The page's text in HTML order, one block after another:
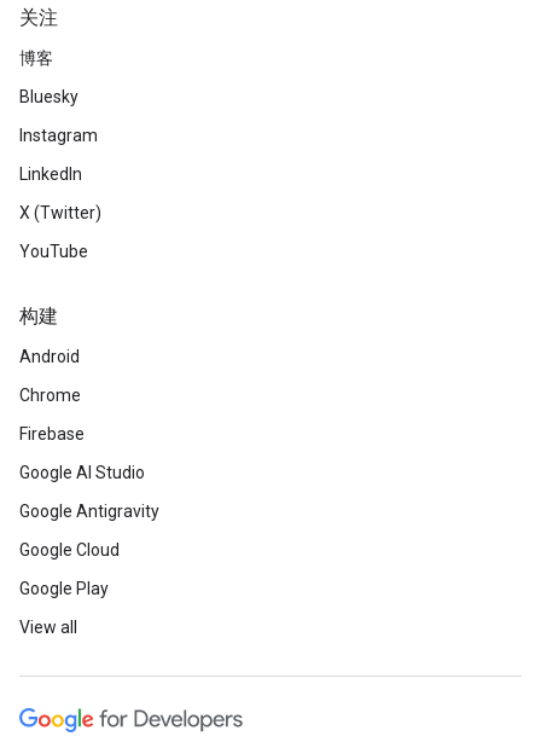
关注
博客
Bluesky
Instagram
LinkedIn
X (Twitter)
YouTube
构建
Android
Chrome
Firebase
Google AI Studio
Google Antigravity
Google Cloud
Google Play
View all